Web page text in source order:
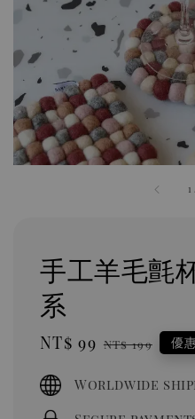
1
手工羊毛氈
系
Sale
NT$ 99 Regular
NT$ 199 優
Worldwide